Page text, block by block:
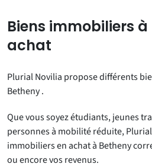
Biens immobiliers
achat
Plurial Novilia propose différents
Betheny .
Que vous soyez étudiants, jeunes
personnes à mobilité réduite,
immobiliers en achat à Betheny
ou encore vos revenus.